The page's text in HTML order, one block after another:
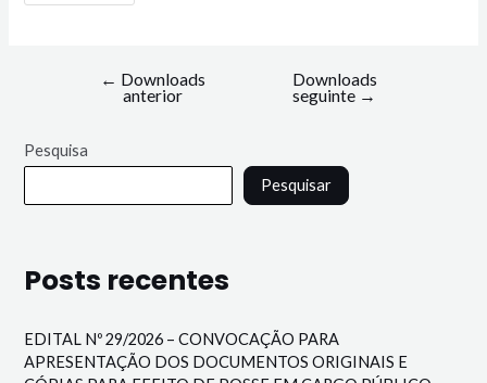
← Downloads
anterior
Downloads
seguinte →
Pesquisa
Pesquisar
Posts recentes
EDITAL Nº 29/2026 – CONVOCAÇÃO PARA
APRESENTAÇÃO DOS DOCUMENTOS ORIGINAIS E